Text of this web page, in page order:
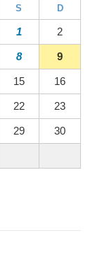
S D
1 2
8 9
15 16
22 23
29 30